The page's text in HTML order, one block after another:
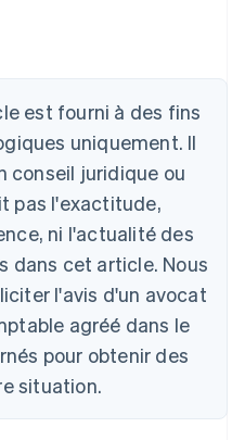
est fourni à des fins
uniquement. Il
conseil juridique ou
pas l'exactitude,
ni l'actualité des
dans cet article. Nous
l'avis d'un avocat
agréé dans le
pour obtenir des
situation.
English